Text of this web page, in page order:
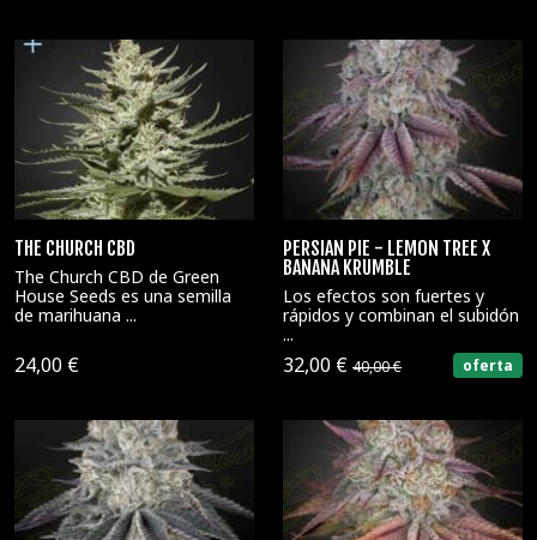
THE CHURCH CBD
The Church CBD de Green
House Seeds es una semilla
de marihuana ...
24,00 €
PERSIAN PIE - LEMON TREE X
BANANA KRUMBLE
Los efectos son fuertes y
rápidos y combinan el subidón
...
32,00 € 40,00 € oferta